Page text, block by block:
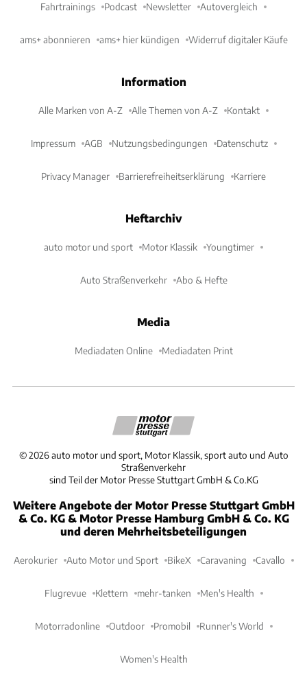
Fahrtrainings Podcast Newsletter Autovergleich
ams+ abonnieren ams+ hier kündigen Widerruf digitaler Käufe
Information
Alle Marken von A-Z Alle Themen von A-Z Kontakt
Impressum AGB Nutzungsbedingungen Datenschutz
Privacy Manager Barrierefreiheitserklärung Karriere
Heftarchiv
auto motor und sport Motor Klassik Youngtimer
Auto Straßenverkehr Abo & Hefte
Media
Mediadaten Online Mediadaten Print
©2026 auto motor und sport, Motor Klassik, sport auto und Auto
Straßenverkehr
sind Teil der Motor Presse Stuttgart GmbH & Co.KG
Weitere Angebote der Motor Presse Stuttgart GmbH
& Co. KG & Motor Presse Hamburg GmbH & Co. KG
und deren Mehrheitsbeteiligungen
Aerokurier Auto Motor und Sport BikeX Caravaning Cavallo
Flugrevue Klettern mehr-tanken Men's Health
Motorradonline Outdoor Promobil Runner's World
Women's Health